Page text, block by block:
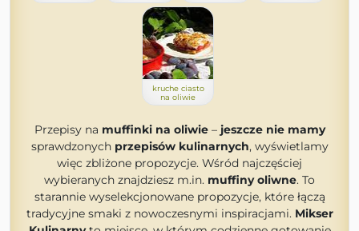
kruche ciasto
na oliwie
Przepisy na muffinki na oliwie– jeszcze nie mamy
sprawdzonych przepisów kulinarnych, wyświetlamy
więc zbliżone propozycje. Wśród najczęściej
wybieranych znajdziesz m.in. muffiny oliwne. To
starannie wyselekcjonowane propozycje, które łączą
tradycyjne smaki z nowoczesnymi inspiracjami. Mikser